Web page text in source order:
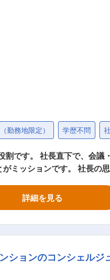
工管理技士などの技術者
ント (KMG) グループを
勤務地限定） 学歴不問
し、意思決定を
「構造化→実行→完了」まで
、出張手配（航空券・ホテ
ート等） ・リサーチ、タ
実行）：小規模会議運営、
詳細を見る
ションのコンシェル